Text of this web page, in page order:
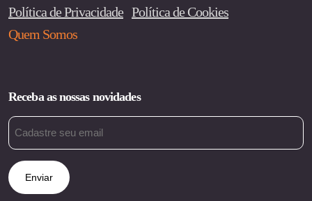
Política de Privacidade Política de Cookies
Quem Somos
Receba as nossas novidades
Email